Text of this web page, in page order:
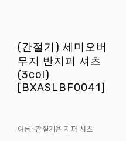
(간절기) 세미오버
무지 반지퍼 셔츠
(3col)
[BXASLBF0041]
여름~간절기용 지퍼 셔츠